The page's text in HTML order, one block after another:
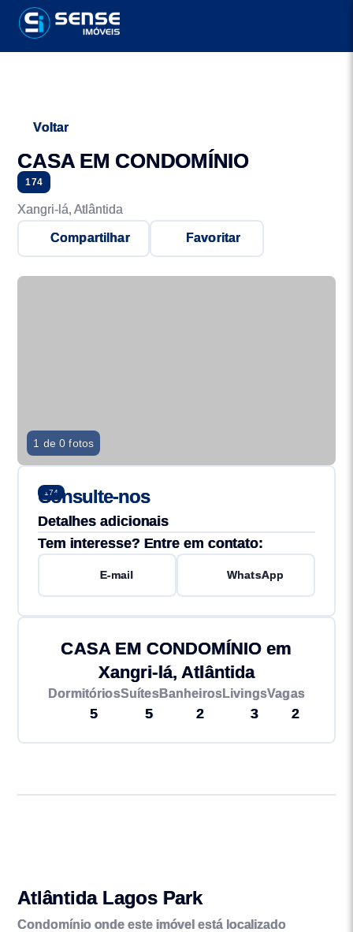
Voltar
CASA EM CONDOMÍNIO
174
Xangri-lá, Atlântida
Compartilhar Favoritar
1 de 0 fotos
174
Consulte-nos
Detalhes adicionais
Tem interesse? Entre em contato:
E-mail WhatsApp
CASA EM CONDOMÍNIO em
Xangri-lá, Atlântida
Dormitórios
5
Suítes
5
Banheiros
2
Livings
3
Vagas
2
Atlântida Lagos Park
Condomínio onde este imóvel está localizado